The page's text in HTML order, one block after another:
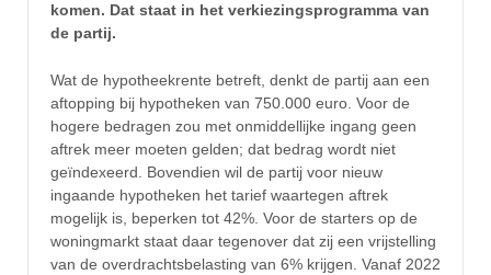
komen. Dat staat in het verkiezingsprogramma van
de partij.
Wat de hypotheekrente betreft, denkt de partij aan een
aftopping bij hypotheken van 750.000 euro. Voor de
hogere bedragen zou met onmiddellijke ingang geen
aftrek meer moeten gelden; dat bedrag wordt niet
geïndexeerd. Bovendien wil de partij voor nieuw
ingaande hypotheken het tarief waartegen aftrek
mogelijk is, beperken tot 42%. Voor de starters op de
woningmarkt staat daar tegenover dat zij een vrijstelling
van de overdrachtsbelasting van 6% krijgen. Vanaf 2022